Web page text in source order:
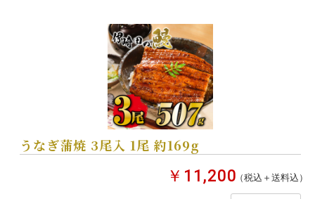
うなぎ蒲焼 3尾入 1尾 約169g
￥11,200（税込＋送料込）